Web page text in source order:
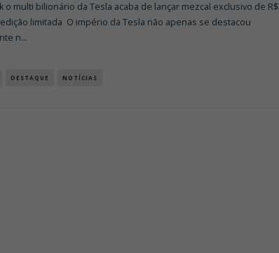
o multi bilionário da Tesla acaba de lançar mezcal exclusivo de R$
limitada O império da Tesla não apenas se destacou
n...
DESTAQUE NOTÍCIAS